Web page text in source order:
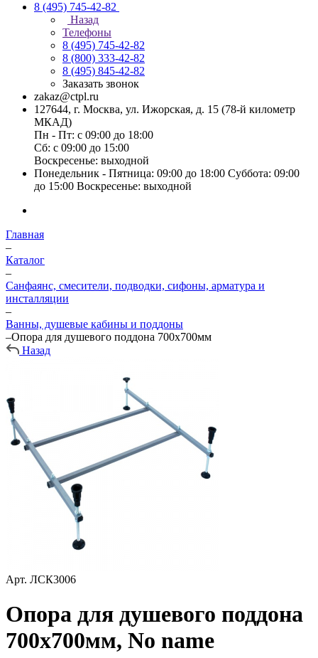
8 (495) 745-42-82
Назад
Телефоны
8 (495) 745-42-82
8 (800) 333-42-82
8 (495) 845-42-82
Заказать звонок
zakaz@ctpl.ru
127644, г. Москва, ул. Ижорская, д. 15 (78-й километр
МКАД)
Пн - Пт: с 09:00 до 18:00
Сб: с 09:00 до 15:00
Воскресенье: выходной
Понедельник - Пятница: 09:00 до 18:00 Суббота: 09:00
до 15:00 Воскресенье: выходной
Главная
–
Каталог
–
Санфаянс, смесители, подводки, сифоны, арматура и
инсталляции
–
Ванны, душевые кабины и поддоны
–Опора для душевого поддона 700х700мм
Назад
Арт. ЛСК3006
Опора для душевого поддона
700х700мм, No name